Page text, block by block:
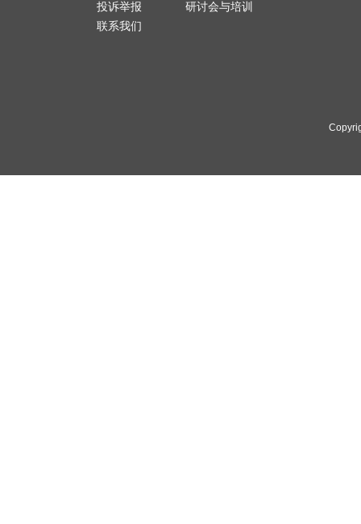
投诉举报
联系我们
研讨会与培训